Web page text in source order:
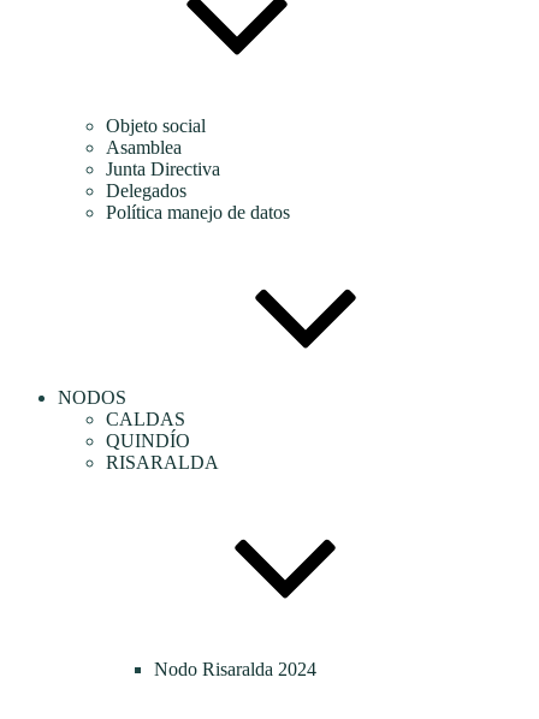
Objeto social
Asamblea
Junta Directiva
Delegados
Política manejo de datos
NODOS
CALDAS
QUINDÍO
RISARALDA
Nodo Risaralda 2024